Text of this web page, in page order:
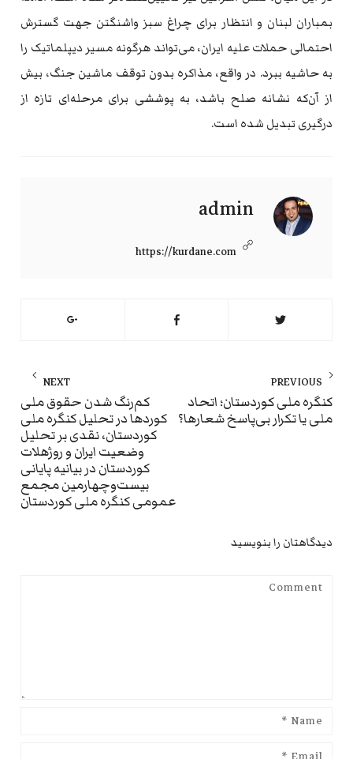
بمباران لبنان و انتظار برای چراغ سبز واشنگتن جهت گسترش
احتمالی حملات علیه ایران، می‌تواند هرگونه مسیر دیپلماتیک را
به حاشیه ببرد. در واقع، مذاکره بدون توقف ماشین جنگ، بیش
از آن‌که نشانه صلح باشد، به پوششی برای مرحله‌ای تازه از
درگیری تبدیل شده است.
admin
https://kurdane.com
راهبری
نوشته
PREVIOUS
Previous
post:
کنگره ملی کوردستان؛ اتحاد
ملی یا تکرار بی‌پاسخ شعارها؟
NEXT
کم‌رنگ شدن حقوق ملی
کوردها در تحلیل کنگره ملی
کوردستان، نقدی بر تحلیل
وضعیت ایران و روژهلات
کوردستان در بیانیه پایانی
بیست‌وچهارمین مجمع
عمومی کنگره ملی کوردستان
دیدگاهتان را بنویسید